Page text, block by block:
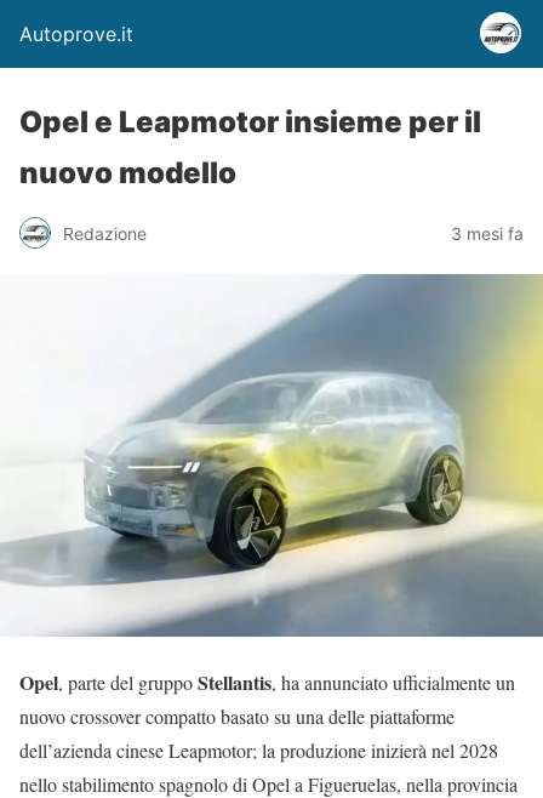
Autoprove.it
Opel e Leapmotor insieme per il
nuovo modello
Redazione 3 mesi fa
Opel, parte del gruppoStellantis, ha annunciato ufficialmente un
nuovo crossover compatto basato su una delle piattaforme
dell’azienda cinese Leapmotor; la produzione inizierà nel 2028
nello stabilimento spagnolo di Opel a Figueruelas, nella provincia